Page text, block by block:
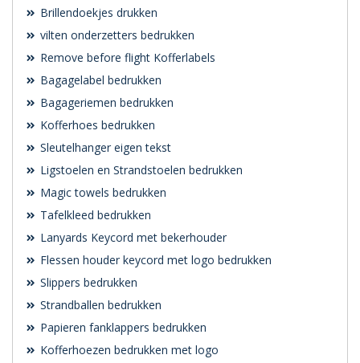
Brillendoekjes drukken
vilten onderzetters bedrukken
Remove before flight Kofferlabels
Bagagelabel bedrukken
Bagageriemen bedrukken
Kofferhoes bedrukken
Sleutelhanger eigen tekst
Ligstoelen en Strandstoelen bedrukken
Magic towels bedrukken
Tafelkleed bedrukken
Lanyards Keycord met bekerhouder
Flessen houder keycord met logo bedrukken
Slippers bedrukken
Strandballen bedrukken
Papieren fanklappers bedrukken
Kofferhoezen bedrukken met logo